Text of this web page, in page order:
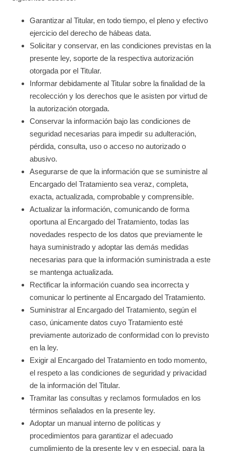
Garantizar al Titular, en todo tiempo, el pleno y efectivo
ejercicio del derecho de hábeas data.
Solicitar y conservar, en las condiciones previstas en la
presente ley, soporte de la respectiva autorización
otorgada por el Titular.
Informar debidamente al Titular sobre la finalidad de la
recolección y los derechos que le asisten por virtud de
la autorización otorgada.
Conservar la información bajo las condiciones de
seguridad necesarias para impedir su adulteración,
pérdida, consulta, uso o acceso no autorizado o
abusivo.
Asegurarse de que la información que se suministre al
Encargado del Tratamiento sea veraz, completa,
exacta, actualizada, comprobable y comprensible.
Actualizar la información, comunicando de forma
oportuna al Encargado del Tratamiento, todas las
novedades respecto de los datos que previamente le
haya suministrado y adoptar las demás medidas
necesarias para que la información suministrada a este
se mantenga actualizada.
Rectificar la información cuando sea incorrecta y
comunicar lo pertinente al Encargado del Tratamiento.
Suministrar al Encargado del Tratamiento, según el
caso, únicamente datos cuyo Tratamiento esté
previamente autorizado de conformidad con lo previsto
en la ley.
Exigir al Encargado del Tratamiento en todo momento,
el respeto a las condiciones de seguridad y privacidad
de la información del Titular.
Tramitar las consultas y reclamos formulados en los
términos señalados en la presente ley.
Adoptar un manual interno de políticas y
procedimientos para garantizar el adecuado
cumplimiento de la presente ley y en especial, para la